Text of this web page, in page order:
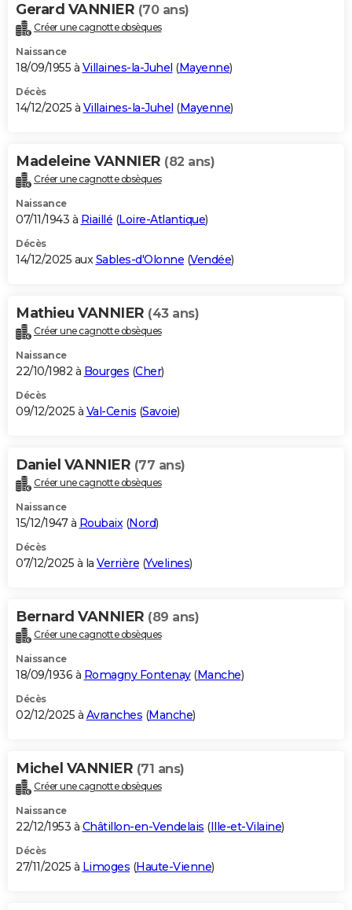
Gerard VANNIER (70 ans)
Créer une cagnotte obsèques
Naissance
18/09/1955 à Villaines-la-Juhel (Mayenne)
Décès
14/12/2025 à Villaines-la-Juhel (Mayenne)
Madeleine VANNIER (82 ans)
Créer une cagnotte obsèques
Naissance
07/11/1943 à Riaillé (Loire-Atlantique)
Décès
14/12/2025 auxSables-d'Olonne (Vendée)
Mathieu VANNIER (43 ans)
Créer une cagnotte obsèques
Naissance
22/10/1982 à Bourges (Cher)
Décès
09/12/2025 à Val-Cenis (Savoie)
Daniel VANNIER (77 ans)
Créer une cagnotte obsèques
Naissance
15/12/1947 à Roubaix(Nord)
Décès
07/12/2025 à la Verrière (Yvelines)
Bernard VANNIER (89 ans)
Créer une cagnotte obsèques
Naissance
18/09/1936 à Romagny Fontenay(Manche)
Décès
02/12/2025 à Avranches (Manche)
Michel VANNIER (71 ans)
Créer une cagnotte obsèques
Naissance
22/12/1953 à Châtillon-en-Vendelais (Ille-et-Vilaine)
Décès
27/11/2025 à Limoges (Haute-Vienne)